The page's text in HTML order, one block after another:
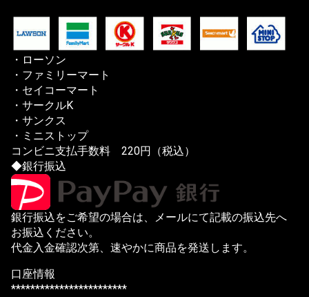
・ローソン
・ファミリーマート
・セイコーマート
・サークルK
・サンクス
・ミニストップ
コンビニ支払手数料 220円（税込）
◆銀行振込
銀行振込をご希望の場合は、メールにて記載の振込先へ
お振込ください。
代金入金確認次第、速やかに商品を発送します。
口座情報
************************